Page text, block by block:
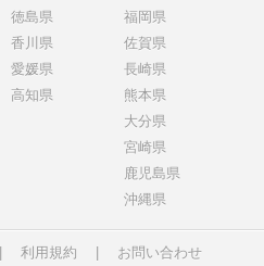
徳島県
香川県
愛媛県
高知県
福岡県
佐賀県
長崎県
熊本県
大分県
宮崎県
鹿児島県
沖縄県
利用規約 お問い合わせ